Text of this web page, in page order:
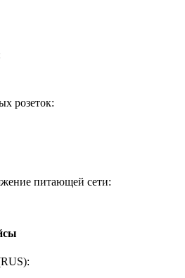
розеток:
питающей сети: